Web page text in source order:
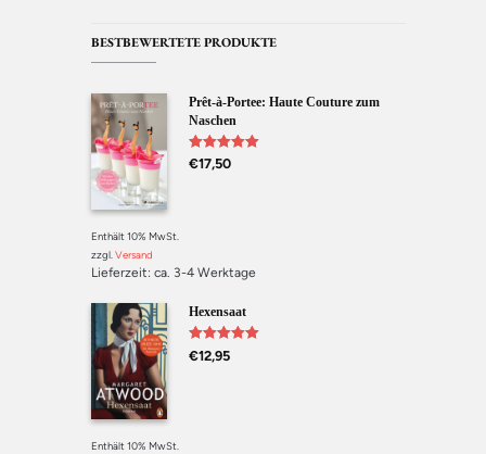
BESTBEWERTETE PRODUKTE
Prêt-à-Portee: Haute Couture zum
Naschen
Bewertet mit
5.00von 5
€17,50
Enthält 10% MwSt.
zzgl. Versand
Lieferzeit: ca. 3-4 Werktage
Hexensaat
Bewertet mit
5.00von 5
€12,95
Enthält 10% MwSt.